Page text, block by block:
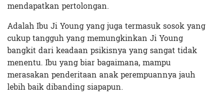
mendapatkan pertolongan.
Adalah Ibu Ji Young yang juga termasuk sosok yang
cukup tangguh yang memungkinkan Ji Young
bangkit dari keadaan psikisnya yang sangat tidak
menentu. Ibu yang biar bagaimana, mampu
merasakan penderitaan anak perempuannya jauh
lebih baik dibanding siapapun.